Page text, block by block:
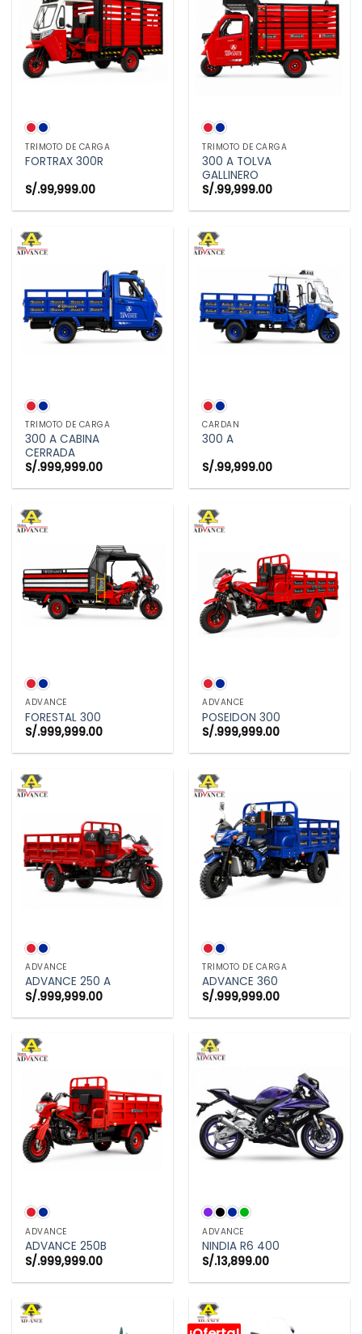
TRIMOTO DE CARGA
FORTRAX 300R
S/.99,999.00
TRIMOTO DE CARGA
300 A TOLVA
GALLINERO
S/.99,999.00
TRIMOTO DE CARGA
300 A CABINA
CERRADA
S/.999,999.00
CARDAN
300 A
S/.99,999.00
ADVANCE
FORESTAL 300
S/.999,999.00
ADVANCE
POSEIDON 300
S/.999,999.00
ADVANCE
ADVANCE 250 A
S/.999,999.00
TRIMOTO DE CARGA
ADVANCE 360
S/.999,999.00
ADVANCE
ADVANCE 250B
S/.999,999.00
ADVANCE
NINDIA R6 400
S/.13,899.00